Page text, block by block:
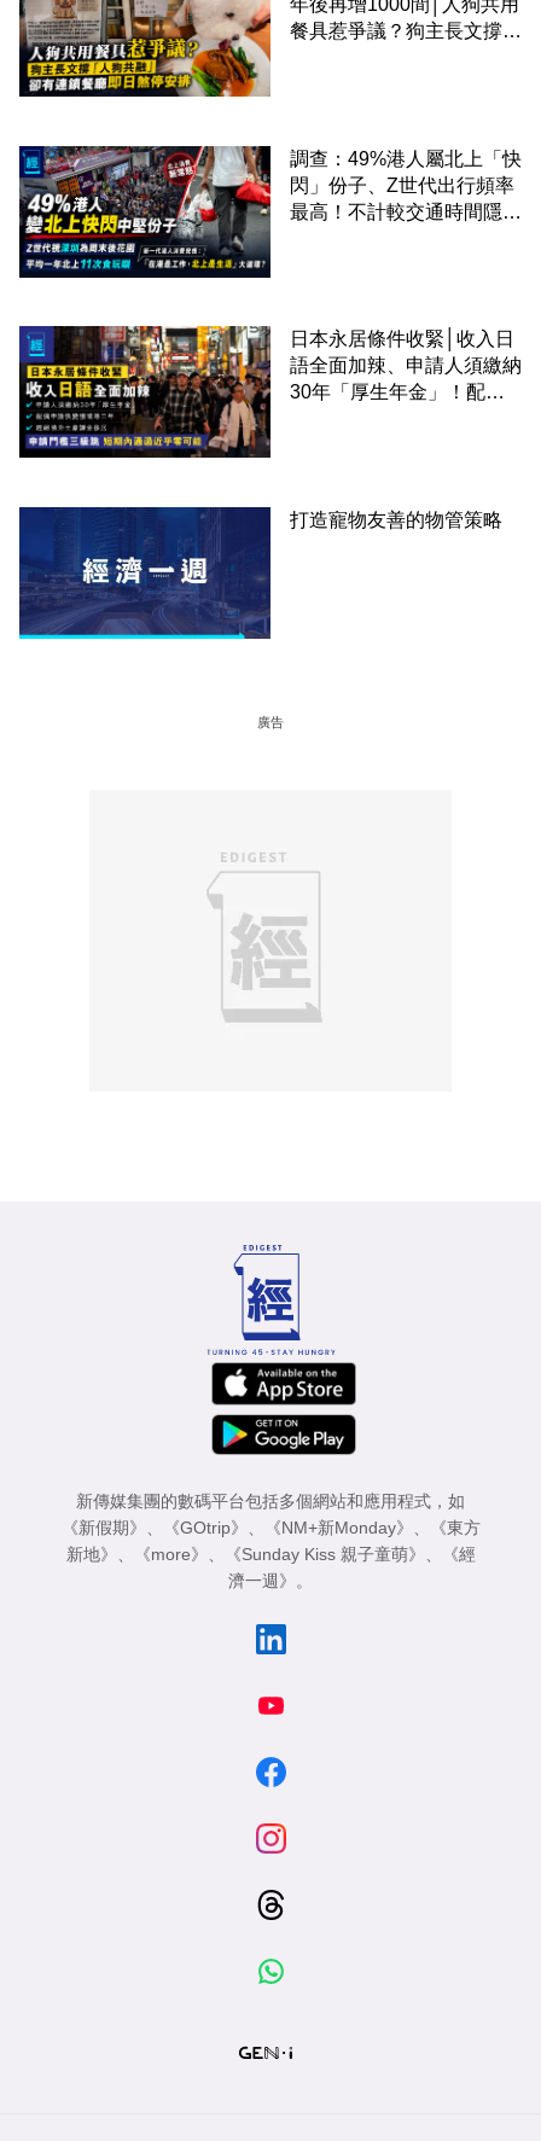
餐具惹爭議？狗主長文撐
調查：49%港人屬北上「快
閃」份子、Z世代出行頻率
最高！不計較交通時間隱形
日本永居條件收緊│收入日
語全面加辣、申請人須繳納
30年「厚生年金」！配偶
打造寵物友善的物管策略
廣告
新傳媒集團的數碼平台包括多個網站和應用程式，如
《新假期》
《GOtrip》 《NM+新Monday》
《東方
新地》
《more》 《Sunday Kiss 親子童萌》
《經
濟一週》
。